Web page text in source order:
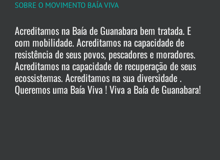
SOBRE O MOVIMENTO BAÍA VIVA
Acreditamos na Baía de Guanabara bem tratada. E
com mobilidade. Acreditamos na capacidade de
resistência de seus povos, pescadores e moradores.
Acreditamos na capacidade de recuperação de seus
ecossistemas. Acreditamos na sua diversidade .
Queremos uma Baía Viva ! Viva a Baía de Guanabara!